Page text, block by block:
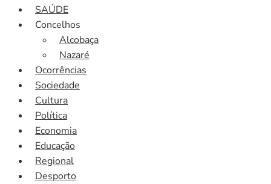
SAÚDE
Concelhos
Alcobaça
Nazaré
Ocorrências
Sociedade
Cultura
Política
Economia
Educação
Regional
Desporto